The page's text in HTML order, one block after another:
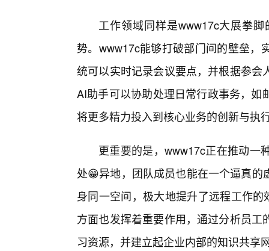
工作领域同样是www17c大展拳
势。www17c能够打破部门间的壁垒，
统可以实时记录会议要点，并根据参
AI助手可以协助处理日常行政事务，
将更多精力投入到核心业务的创新与执
更重要的是，www17c正在推动一
处😁异地，团队成员也能在一个逼真
身同一空间，极大地提升了远程工作
方面也发挥着重要作用，通过分析员
习资源，并建立起企业内部的知识共享